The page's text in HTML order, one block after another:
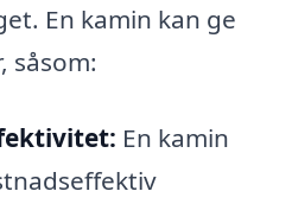
En kamin kan ge
såsom:
En kamin